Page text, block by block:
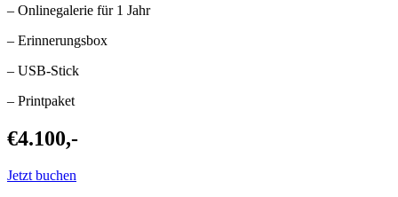
– Onlinegalerie für 1 Jahr
– Erinnerungsbox
– USB-Stick
– Printpaket
€4.100,-
Jetzt buchen